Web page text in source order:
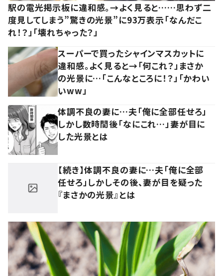
駅の電光掲示板に違和感。→よく見ると……思わず二
度見してしまう”驚きの光景”に93万表示「なんだこ
れ！？」「壊れちゃった？」
スーパーで買ったシャインマスカットに
違和感。よく見ると→「何これ？」まさか
の光景に…「こんなところに！？」「かわい
いww」
体調不良の妻に…夫「俺に全部任せろ」
しかし数時間後「なにこれ…」妻が目に
した光景とは
【続き】体調不良の妻に…夫「俺に全部
任せろ」しかしその後、妻が目を疑った
『まさかの光景』とは